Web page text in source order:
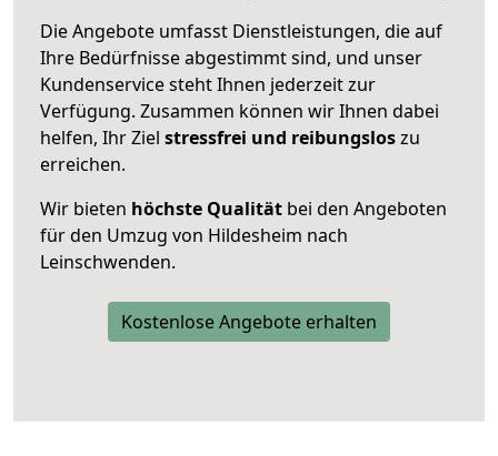
Die Angebote umfasst Dienstleistungen, die auf
Ihre Bedürfnisse abgestimmt sind, und unser
Kundenservice steht Ihnen jederzeit zur
Verfügung. Zusammen können wir Ihnen dabei
helfen, Ihr Ziel stressfrei und reibungsloszu
erreichen.
Wir bieten höchste Qualität bei den Angeboten
für den Umzug von Hildesheim nach
Leinschwenden.
Kostenlose Angebote erhalten